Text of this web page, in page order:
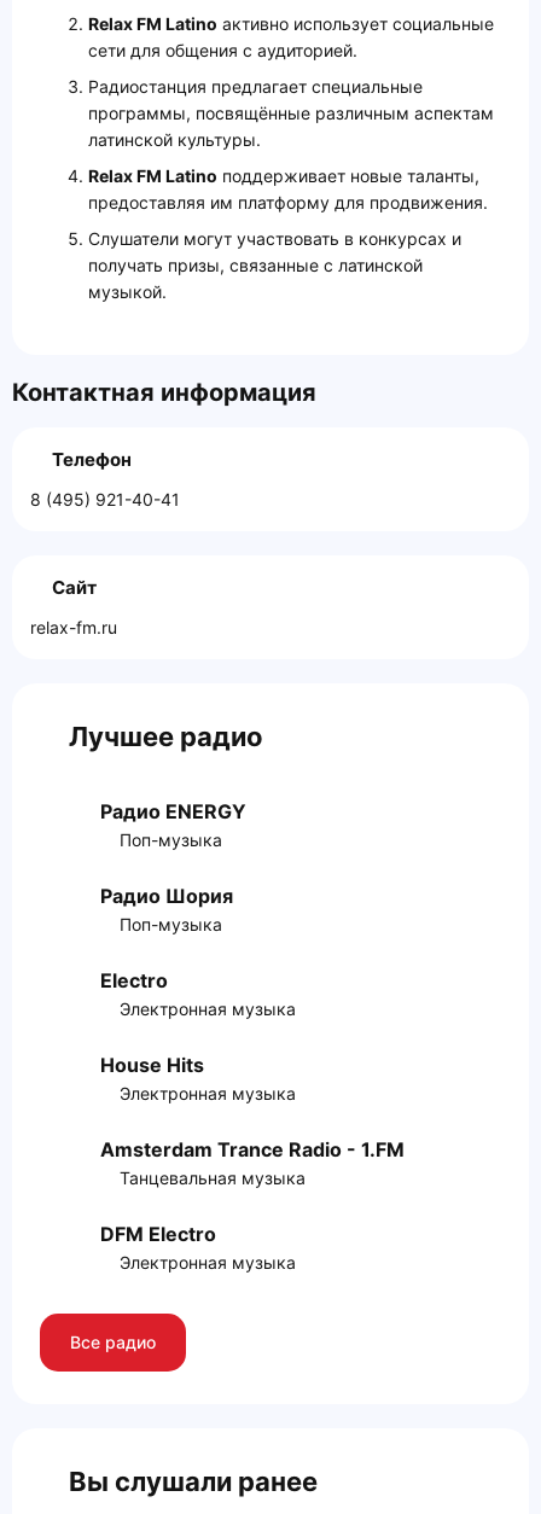
Relax FM Latino активно использует социальные
сети для общения с аудиторией.
Радиостанция предлагает специальные
программы, посвящённые различным аспектам
латинской культуры.
Relax FM Latino поддерживает новые таланты,
предоставляя им платформу для продвижения.
Слушатели могут участвовать в конкурсах и
получать призы, связанные с латинской
музыкой.
Контактная информация
Телефон
8 (495) 921-40-41
Сайт
relax-fm.ru
Лучшее радио
Радио ENERGY
Поп-музыка
Радио Шория
Поп-музыка
Electro
Электронная музыка
House Hits
Электронная музыка
Amsterdam Trance Radio - 1.FM
Танцевальная музыка
DFM Electro
Электронная музыка
Все радио
Вы слушали ранее